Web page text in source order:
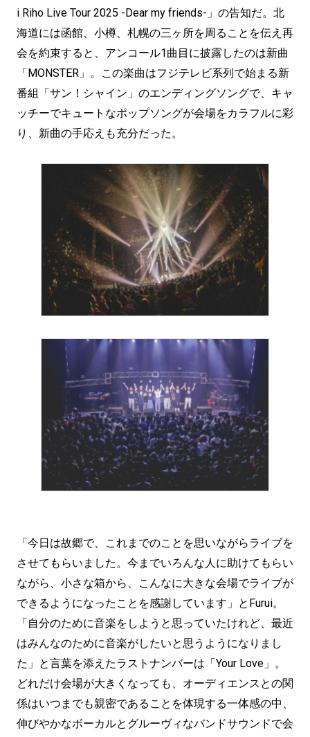
i Riho Live Tour 2025 -Dear my friends-」の告知だ。北
海道には函館、小樽、札幌の三ヶ所を周ることを伝え再
会を約束すると、アンコール1曲目に披露したのは新曲
「MONSTER」。この楽曲はフジテレビ系列で始まる新
番組「サン！シャイン」のエンディングソングで、キャ
ッチーでキュートなポップソングが会場をカラフルに彩
り、新曲の手応えも充分だった。
「今日は故郷で、これまでのことを思いながらライブを
させてもらいました。今までいろんな人に助けてもらい
ながら、小さな箱から、こんなに大きな会場でライブが
できるようになったことを感謝しています」とFurui。
「自分のために音楽をしようと思っていたけれど、最近
はみんなのために音楽がしたいと思うようになりまし
た」と言葉を添えたラストナンバーは「Your Love」。
どれだけ会場が大きくなっても、オーディエンスとの関
係はいつまでも親密であることを体現する一体感の中、
伸びやかなボーカルとグルーヴィなバンドサウンドで会